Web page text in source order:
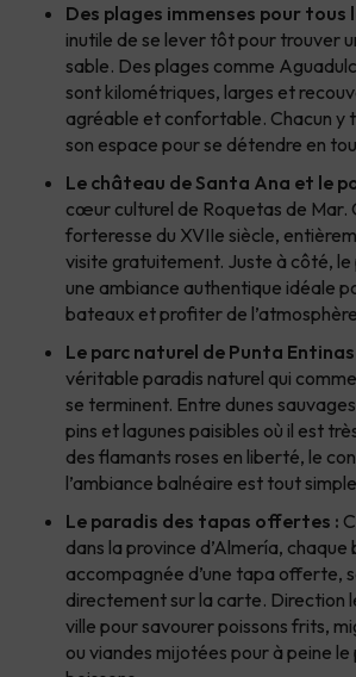
Des plages immenses pour tous
inutile de se lever tôt pour trouver
sable. Des plages comme
sont kilométriques, larges et
agréable et confortable. Chacun y
son espace pour se détendre en
Le château de Santa Ana et le
cœur culturel de Roquetas de Mar.
forteresse du XVIIe siècle,
visite gratuitement. Juste à côté,
une ambiance authentique idéale
bateaux et profiter de
Le parc naturel de Punta
véritable paradis naturel qui
se terminent. Entre dunes
pins et lagunes paisibles où il est
des flamants roses en liberté, le
l’ambiance balnéaire est tout
Le paradis des tapas offertes :
dans la province d’Almería, chaque
accompagnée d’une tapa offerte,
directement sur la carte. Direction
ville pour savourer poissons frits,
ou viandes mijotées pour à peine